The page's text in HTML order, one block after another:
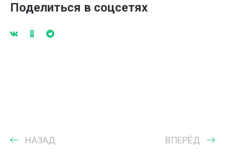
Поделиться в соцсетях
НАЗАД ВПЕРЁД